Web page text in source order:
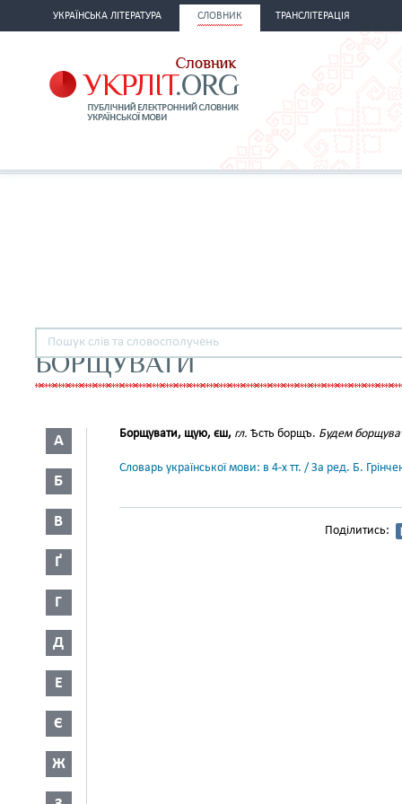
УКРАЇНСЬКА ЛІТЕРАТУРА СЛОВНИК ТРАНСЛІТЕРАЦІЯ
БОРЩУВАТИ
А
Б
В
Ґ
Г
Д
Е
Є
Ж
Борщувати, щую, єш, гл. Ѣсть борщъ. Будем
Словарь української мови: в 4-х тт. / За ред. Б.
Поділитись: